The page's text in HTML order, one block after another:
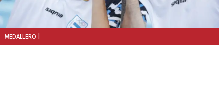
MEDALLERO